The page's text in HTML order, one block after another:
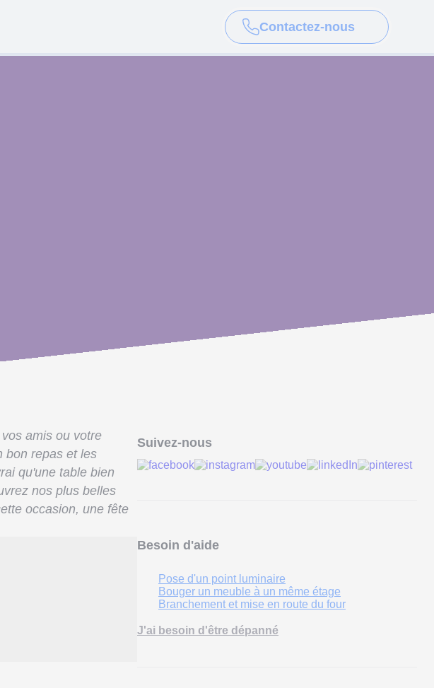
Contactez-nous
amis ou votre
bon repas et les
qu'une table bien
nos plus belles
occasion, une fête
Suivez-nous
Besoin d'aide
Pose d'un point luminaire
Bouger un meuble à un même étage
Branchement et mise en route du four
J'ai besoin d'être dépanné